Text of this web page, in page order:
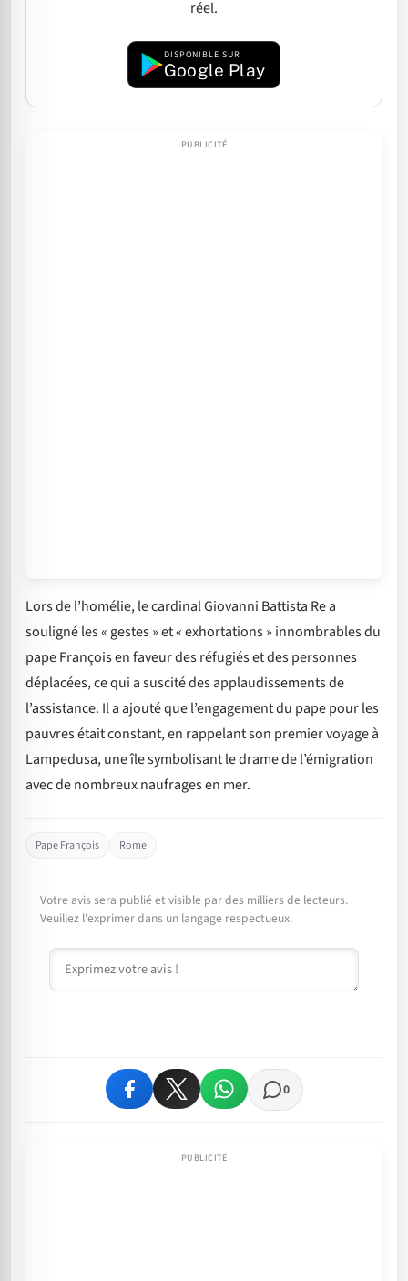
réel.
DISPONIBLE SUR
Google Play
Lors de l’homélie, le cardinal Giovanni Battista Re a
souligné les « gestes » et « exhortations » innombrables du
pape François en faveur des réfugiés et des personnes
déplacées, ce qui a suscité des applaudissements de
l’assistance. Il a ajouté que l’engagement du pape pour les
pauvres était constant, en rappelant son premier voyage à
Lampedusa, une île symbolisant le drame de l’émigration
avec de nombreux naufrages en mer.
Pape François Rome
Votre avis sera publié et visible par des milliers de lecteurs.
Veuillez l'exprimer dans un langage respectueux.
Commentaire
0